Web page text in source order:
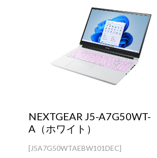
NEXTGEAR J5-A7G50WT-
A（ホワイト）
[J5A7G50WTAEBW101DEC]